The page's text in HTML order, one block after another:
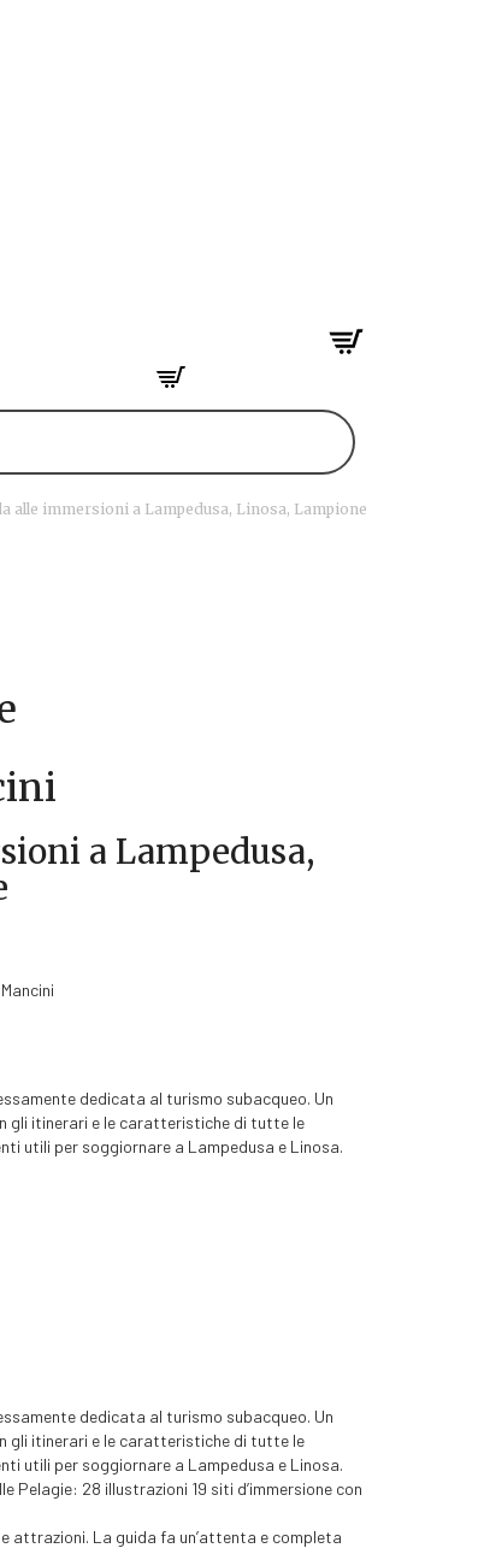
alle immersioni a Lampedusa, Linosa, Lampione
a Lampedusa,
dedicata al turismo subacqueo. Un
gli itinerari e le caratteristiche di tutte le
utili per soggiornare a Lampedusa e Linosa.
dedicata al turismo subacqueo. Un
gli itinerari e le caratteristiche di tutte le
utili per soggiornare a Lampedusa e Linosa.
Pelagie: 28 illustrazioni 19 siti d’immersione con
La guida fa un’attenta e completa